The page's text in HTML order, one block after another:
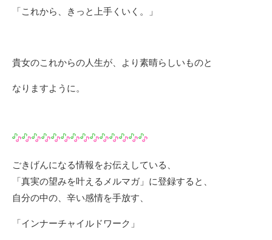
「これから、きっと上手くいく。」
貴女のこれからの人生が、より素晴らしいものと
なりますように。
ごきげんになる情報をお伝えしている、
「真実の望みを叶えるメルマガ」に登録すると、
自分の中の、辛い感情を手放す、
「インナーチャイルドワーク」